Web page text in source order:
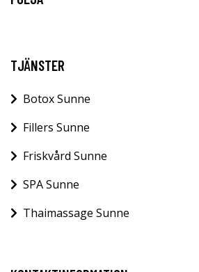
TJÄNSTER
Botox Sunne
Fillers Sunne
Friskvård Sunne
SPA Sunne
Thaimassage Sunne